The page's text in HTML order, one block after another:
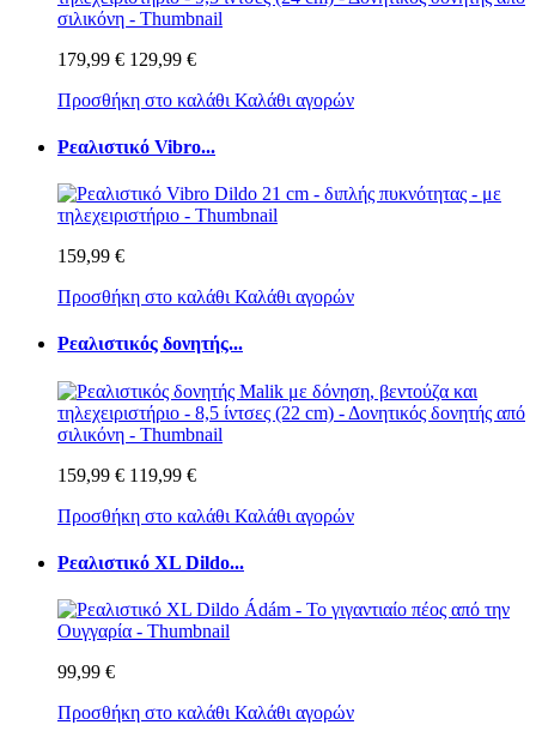
179,99 € 129,99 €
Προσθήκη στο καλάθι Καλάθι αγορών
Ρεαλιστικό Vibro...
159,99 €
Προσθήκη στο καλάθι Καλάθι αγορών
Ρεαλιστικός δονητής...
159,99 € 119,99 €
Προσθήκη στο καλάθι Καλάθι αγορών
Ρεαλιστικό XL Dildo...
99,99 €
Προσθήκη στο καλάθι Καλάθι αγορών